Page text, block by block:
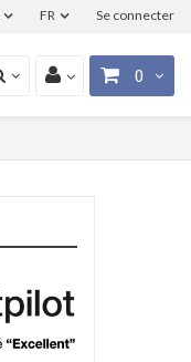
Se connecter
FR
0